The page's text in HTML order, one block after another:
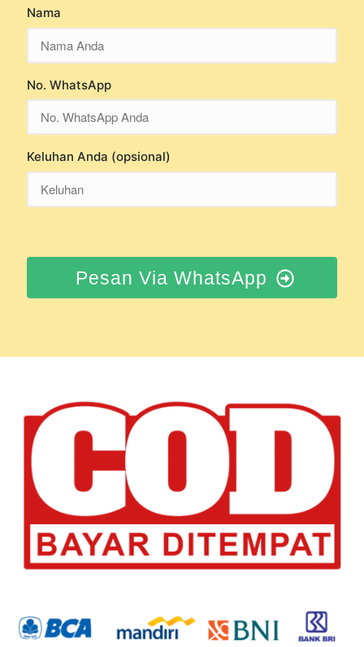
Nama
No. WhatsApp
Keluhan Anda (opsional)
Pesan Via WhatsApp